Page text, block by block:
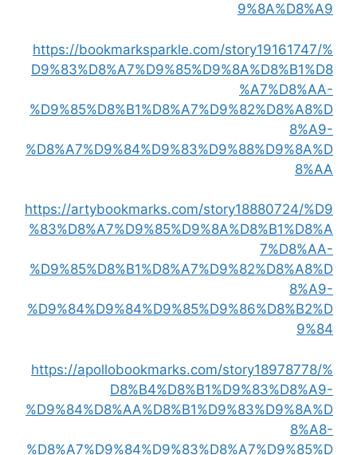
9%8A%D8%A9
https://bookmarksparkle.com/story19161747/%
D9%83%D8%A7%D9%85%D9%8A%D8%B1%D8
%A7%D8%AA-
%D9%85%D8%B1%D8%A7%D9%82%D8%A8%D
8%A9-
%D8%A7%D9%84%D9%83%D9%88%D9%8A%D
8%AA
https://artybookmarks.com/story18880724/%D9
%83%D8%A7%D9%85%D9%8A%D8%B1%D8%A
7%D8%AA-
%D9%85%D8%B1%D8%A7%D9%82%D8%A8%D
8%A9-
%D9%84%D9%84%D9%85%D9%86%D8%B2%D
9%84
https://apollobookmarks.com/story18978778/%
D8%B4%D8%B1%D9%83%D8%A9-
%D9%84%D8%AA%D8%B1%D9%83%D9%8A%D
8%A8-
%D8%A7%D9%84%D9%83%D8%A7%D9%85%D